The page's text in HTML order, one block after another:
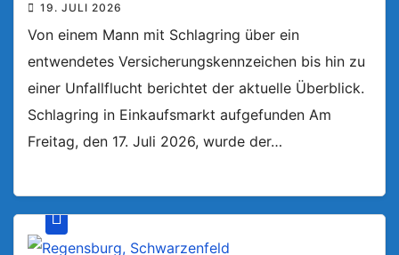
19. JULI 2026
Von einem Mann mit Schlagring über ein
entwendetes Versicherungskennzeichen bis hin zu
einer Unfallflucht berichtet der aktuelle Überblick.
Schlagring in Einkaufsmarkt aufgefunden Am
Freitag, den 17. Juli 2026, wurde der…